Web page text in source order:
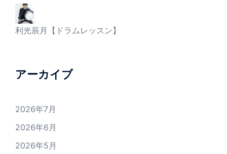
利光辰月【ドラムレッスン】
アーカイブ
2026年7月
2026年6月
2026年5月